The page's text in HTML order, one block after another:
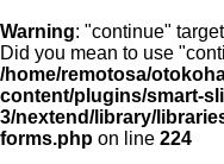
Warning: "continue"
Did you mean to use
/home/remotosa/
content/plugins/smart-
3/nextend/library/
forms.php on line 224